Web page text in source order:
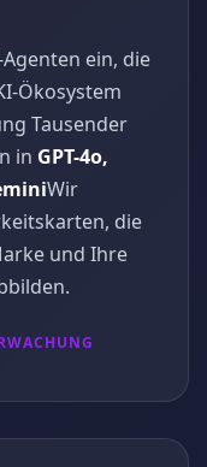
ein, die
Ökosystem
Tausender
in GPT-4o,
Wir
die
und Ihre